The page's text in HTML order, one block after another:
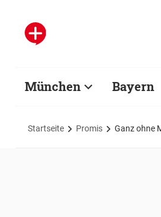
München Bayern
Startseite Promis Ganz ohne